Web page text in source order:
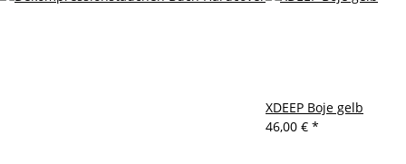
XDEEP Boje gelb
46,00 € *